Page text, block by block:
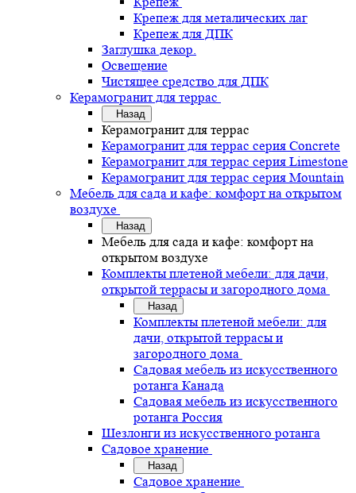
Крепеж для металических лаг
Крепеж для ДПК
Заглушка декор.
Освещение
Чистящее средство для ДПК
Керамогранит для террас
Назад
Керамогранит для террас
Керамогранит для террас серия Concrete
Керамогранит для террас серия Limestone
Керамогранит для террас серия Mountain
Мебель для сада и кафе: комфорт на открытом
воздухе
Назад
Мебель для сада и кафе: комфорт на
открытом воздухе
Комплекты плетеной мебели: для дачи,
открытой террасы и загородного дома
Назад
Комплекты плетеной мебели: для
дачи, открытой террасы и
загородного дома
Садовая мебель из искусственного
ротанга Канада
Садовая мебель из искусственного
ротанга Россия
Шезлонги из искусственного ротанга
Садовое хранение
Назад
Садовое хранение